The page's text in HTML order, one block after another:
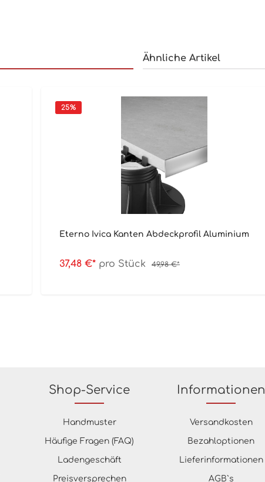
Ähnliche Artikel
25%
Eterno Ivica Kanten Abdeckprofil Aluminium
37,48 €* pro Stück 49,98 €*
Shop-Service
Handmuster
Häufige Fragen (FAQ)
Ladengeschäft
Preisversprechen
Informationen
Versandkosten
Bezahloptionen
Lieferinformationen
AGB`s